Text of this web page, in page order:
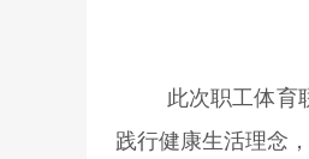
此次职工体育
践行健康生活理念